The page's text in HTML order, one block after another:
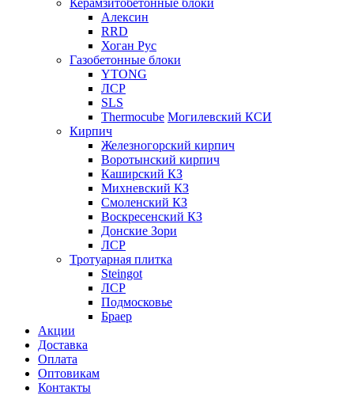
Керамзитобетонные блоки
Алексин
RRD
Хоган Рус
Газобетонные блоки
YTONG
ЛСР
SLS
Thermocube Могилевский КСИ
Кирпич
Железногорский кирпич
Воротынский кирпич
Каширский КЗ
Михневский КЗ
Смоленский КЗ
Воскресенский КЗ
Донские Зори
ЛСР
Тротуарная плитка
Steingot
ЛСР
Подмосковье
Браер
Акции
Доставка
Оплата
Оптовикам
Контакты